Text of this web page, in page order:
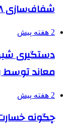
شفاف‌سازی ۲۸ میلیارد یورو تعهدات ارزی
2 هفته پیش
دستگیری
معاند
2 هفته پیش
چگونه